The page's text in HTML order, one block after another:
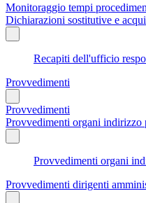
Monitoraggio tempi
Dichiarazioni sostitutive e
Recapiti dell'ufficio
Provvedimenti
Provvedimenti
Provvedimenti organi indirizzo
Provvedimenti organi
Provvedimenti dirigenti